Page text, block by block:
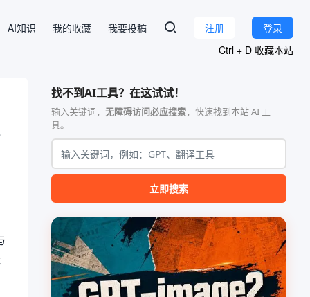
登录
注册
AI知识 我的收藏
我要投稿
Ctrl + D 收藏本站
找不到AI工具？在这试试！
输入关键词， 无障碍访问必应搜索，快速找到本站 AI 工
具。
立即搜索